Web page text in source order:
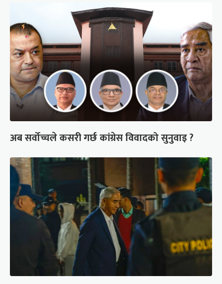
अब सर्वोच्चले कसरी गर्छ कांग्रेस विवादको सुनुवाइ ?